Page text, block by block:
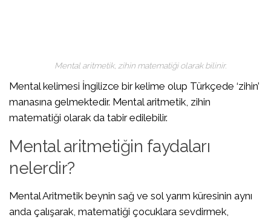
Mental aritmetik, zihin matematiği olarak bilinir.
Mental kelimesi İngilizce bir kelime olup Türkçede ‘zihin’
manasına gelmektedir. Mental aritmetik, zihin
matematiği olarak da tabir edilebilir.
Mental aritmetiğin faydaları
nelerdir?
Mental Aritmetik beynin sağ ve sol yarım küresinin aynı
anda çalışarak, matematiği çocuklara sevdirmek,